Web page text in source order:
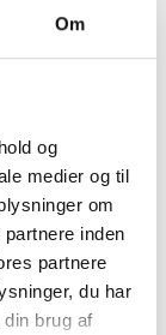
Om
og
medier og til
om
inden
partnere
du har
brug af
vi for
almene
politiske fora,
og
sociale
samt